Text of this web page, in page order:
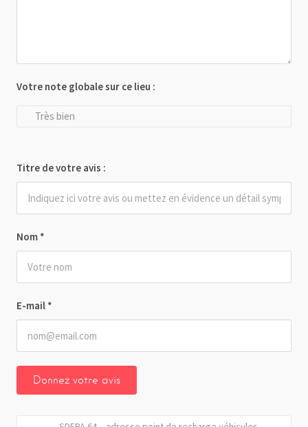
Nom *
E-mail *
Votre note globale sur ce lieu :
Très bien
Titre de votre avis :